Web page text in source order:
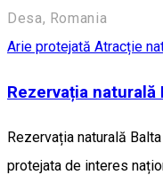
Desa, Romania
Arie protejată Atracție
Rezervația naturală
Rezervația naturală
protejata de interes